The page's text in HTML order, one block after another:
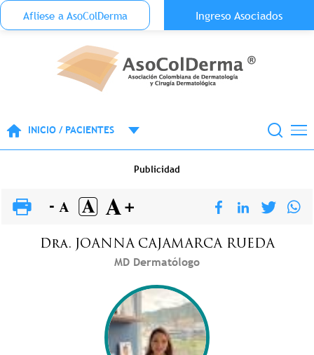
Pasar al contenido principal
Menu Top Anónimo
Aflíese a AsoColDerma Ingreso Asociados
INICIO / PACIENTES
Publicidad
Dra. JOANNA CAJAMARCA RUEDA
MD Dermatólogo